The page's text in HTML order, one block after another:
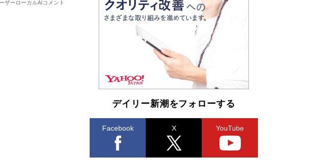
デイリー新潮をフォローする
Facebook X YouTube